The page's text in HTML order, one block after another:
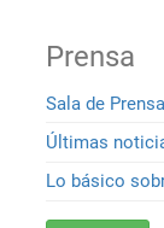
Prensa
Sala de Prensa
Últimas
Lo básico